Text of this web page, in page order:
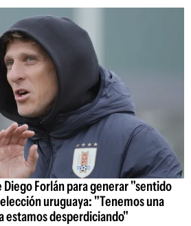
Forlán para generar "sentido
uruguaya: "Tenemos una
estamos desperdiciando"